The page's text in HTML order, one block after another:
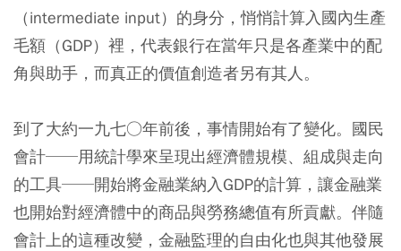
（intermediate input）的身分，悄悄計算入國內生產
毛額（GDP）裡，代表銀行在當年只是各產業中的配
角與助手，而真正的價值創造者另有其人。
到了大約一九七○年前後，事情開始有了變化。國民
會計──用統計學來呈現出經濟體規模、組成與走向
的工具──開始將金融業納入GDP的計算，讓金融業
也開始對經濟體中的商品與勞務總值有所貢獻。伴隨
會計上的這種改變，金融監理的自由化也與其他發展